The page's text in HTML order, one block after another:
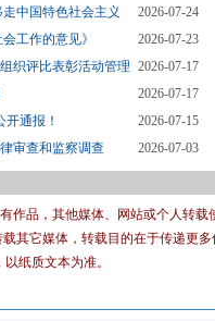
中国特色社会主义
2026-07-24
工作的意见》
2026-07-23
织评比表彰活动管理
2026-07-17
2026-07-17
通报！
2026-07-15
审查和监察调查 2026-07-03
作品，其他媒体、网站或个人转
其它媒体，转载目的在于传递更
纸质文本为准。